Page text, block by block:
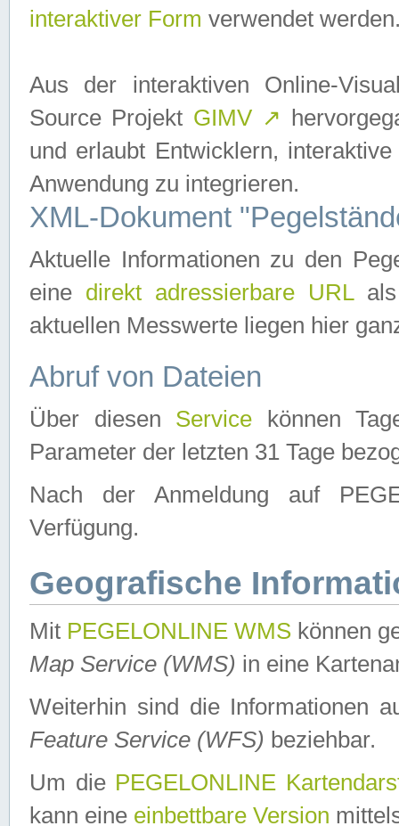
interaktiver Form verwendet
Aus der interaktiven Online-
Source Projekt GIMV ↗
und erlaubt Entwicklern,
Anwendung zu integrieren.
XML-Dokument
Aktuelle Informationen zu den
eine direkt adressierbare URLals
aktuellen Messwerte liegen hier
Abruf von Dateien
Über diesen Service können
Parameter der letzten 31 Tage
Nach der Anmeldung auf
Verfügung.
Geografische
Mit PEGELONLINE WMS können
Map Service (WMS) in eine
Weiterhin sind die Informationen
Feature Service (WFS) beziehbar.
Um die PEGELONLINE
kann eine einbettbare Version